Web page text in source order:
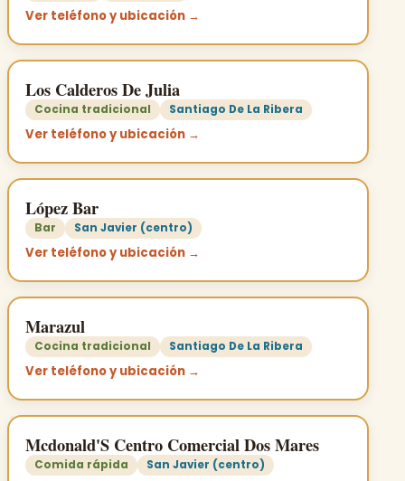
Ver teléfono y ubicación →
Los Calderos De Julia
Cocina tradicional Santiago De La Ribera
Ver teléfono y ubicación →
López Bar
Bar San Javier (centro)
Ver teléfono y ubicación →
Marazul
Cocina tradicional Santiago De La Ribera
Ver teléfono y ubicación →
Mcdonald'S Centro Comercial Dos Mares
Comida rápida San Javier (centro)